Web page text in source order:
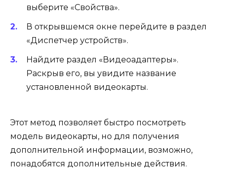
выберите «Свойства».
В открывшемся окне перейдите в раздел
«Диспетчер устройств».
Найдите раздел «Видеоадаптеры».
Раскрыв его, вы увидите название
установленной видеокарты.
Этот метод позволяет быстро посмотреть
модель видеокарты, но для получения
дополнительной информации, возможно,
понадобятся дополнительные действия.